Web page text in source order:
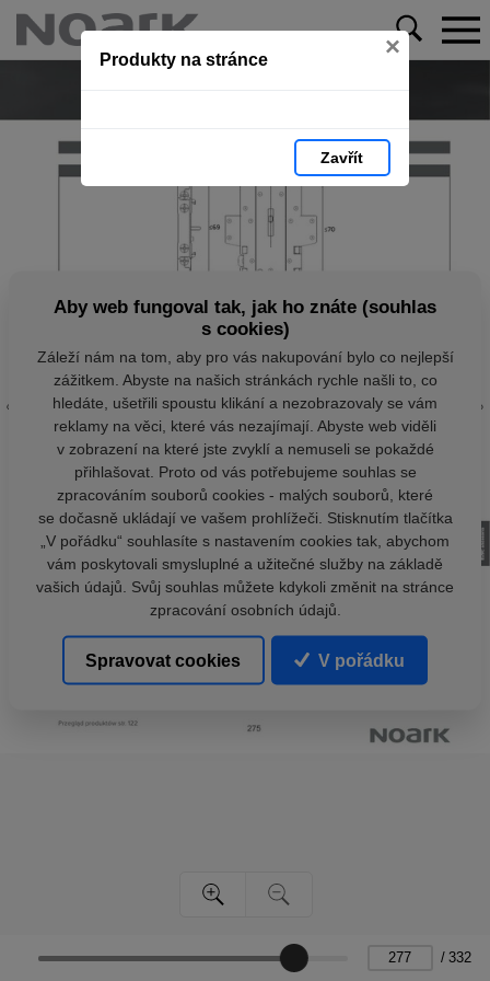
Produkty na stránce ×
Zavřít
/ 332
Aby web fungoval tak, jak ho znáte (souhlas
s cookies)
Záleží nám na tom, aby pro vás nakupování bylo co nejlepší
zážitkem. Abyste na našich stránkách rychle našli to, co
hledáte, ušetřili spoustu klikání a nezobrazovaly se vám
reklamy na věci, které vás nezajímají. Abyste web viděli
v zobrazení na které jste zvyklí a nemuseli se pokaždé
přihlašovat. Proto od vás potřebujeme souhlas se
zpracováním souborů cookies - malých souborů, které
se dočasně ukládají ve vašem prohlížeči. Stisknutím tlačítka
„V pořádku“ souhlasíte s nastavením cookies tak, abychom
vám poskytovali smysluplné a užitečné služby na základě
vašich údajů. Svůj souhlas můžete kdykoli změnit na stránce
zpracování osobních údajů.
Spravovat cookies V pořádku